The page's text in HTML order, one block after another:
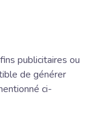
publicitaires ou
de générer
ci-